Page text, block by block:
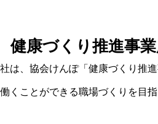
健康づくり推進事
は、協会けんぽ「健康づくり推
くことができる職場づくりを目